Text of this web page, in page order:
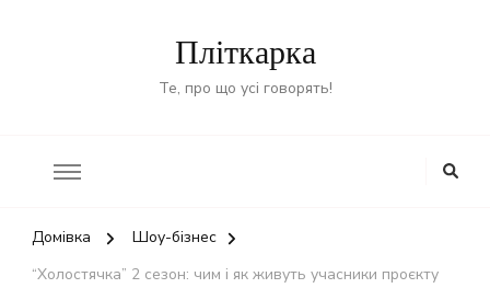
Пліткарка
Те, про що усі говорять!
Домівка
Шоу-бізнес
“Холостячка” 2 сезон: чим і як живуть учасники проєкту